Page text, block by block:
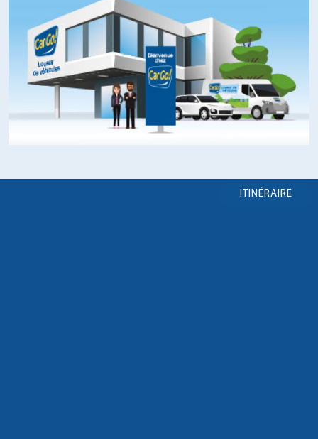
ITINÉRAIRE